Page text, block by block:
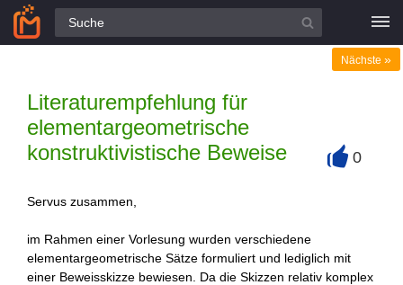
Alle Fragen
Literaturempfehlung für
elementargeometrische
konstruktivistische Beweise
Nächste »
0
Servus zusammen,
im Rahmen einer Vorlesung wurden verschiedene
elementargeometrische Sätze formuliert und lediglich mit
einer Beweisskizze bewiesen. Da die Skizzen relativ komplex